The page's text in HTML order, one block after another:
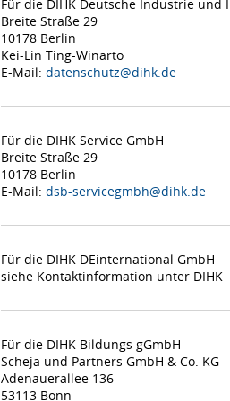
Für die DIHK Deutsche Industrie und
Breite Straße 29
10178 Berlin
Kei-Lin Ting-Winarto
E-Mail: datenschutz@dihk.de
Für die DIHK Service GmbH
Breite Straße 29
10178 Berlin
E-Mail: dsb-servicegmbh@dihk.de
Für die DIHK DEinternational GmbH
siehe Kontaktinformation unter DIHK
Für die DIHK Bildungs gGmbH
Scheja und Partners GmbH & Co. KG
Adenauerallee 136
53113 Bonn